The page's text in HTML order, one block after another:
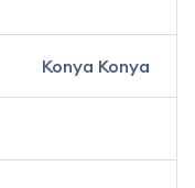
Konya Konya